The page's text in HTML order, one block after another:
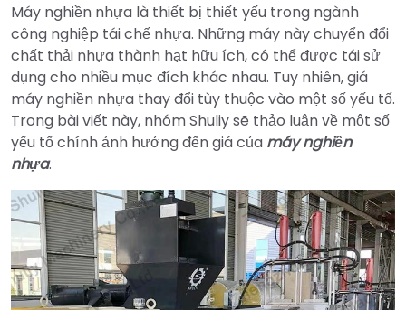
Máy nghiền nhựa là thiết bị thiết yếu trong ngành
công nghiệp tái chế nhựa. Những máy này chuyển đổi
chất thải nhựa thành hạt hữu ích, có thể được tái sử
dụng cho nhiều mục đích khác nhau. Tuy nhiên, giá
máy nghiền nhựa thay đổi tùy thuộc vào một số yếu tố.
Trong bài viết này, nhóm Shuliy sẽ thảo luận về một số
yếu tố chính ảnh hưởng đến giá của máy nghiền
nhựa.